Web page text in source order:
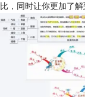
比，同时让你更加了